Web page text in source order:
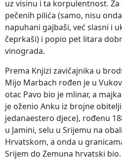
uz visinu i ta korpulentnost.
pečenih pilića (samo, nisu
napuhani gajbaši, već slasni i
čeprkaši) i popio pet litara
vinograda.
Prema Knjizi zavičajnika u
Mijo Marbach rođen je u
otac Pavo bio je mlinar, a
je oženio Anku iz brojne
jedanaestero djece), rođenu
u Jamini, selu u Srijemu na
Hrvatskom, a onda u
Srijem do Zemuna hrvatski bio.